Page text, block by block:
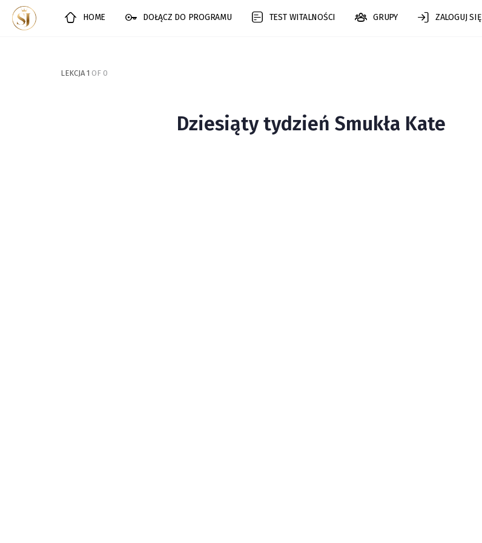
HOME DOŁĄCZ DO PROGRAMU TEST WITALNOŚCI GRUPY ZALOGUJ SIĘ
LEKCJA 1 OF 0
Dziesiąty tydzień Smukła Kate